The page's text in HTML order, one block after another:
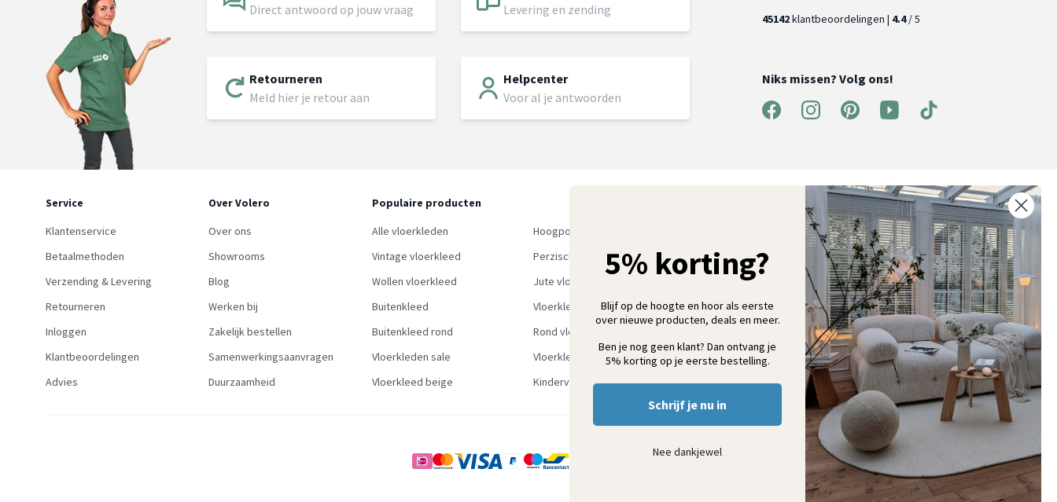
Direct antwoord op jouw vraag
Levering en zending
Retourneren
Meld hier je retour aan
Helpcenter
Voor al je antwoorden
45142klantbeoordelingen | 4.4/ 5
Niks missen? Volg ons!
Service
Klantenservice
Betaalmethoden
Verzending & Levering
Retourneren
Inloggen
Klantbeoordelingen
Advies
Over Volero
Over ons
Showrooms
Blog
Werken bij
Zakelijk bestellen
Samenwerkingsaanvragen
Duurzaamheid
Populaire producten
Alle vloerkleden
Hoogpolig vloerkleed
Vintage vloerkleed
Perzisch tapijt
Wollen vloerkleed
Jute vloerkleed
Buitenkleed
Vloerkleed groen
Buitenkleed rond
Rond vloerkleed
Vloerkleden sale
Vloerkleden outlet
Vloerkleed beige
Kindervloerkleden
Ontvang 5% korting op je eerste bestelling
Schrijf je in voor onze nieuwsbrief en ontvang als eerste nieuwe
wooninspiratie, collecties en aanbiedingen
Aanmelden
5% korting?
Blijf op de hoogte en hoor als eerste
over nieuwe producten, deals en meer.
Ben je nog geen klant? Dan ontvang je
5% korting op je eerste bestelling.
Schrijf je nu in
Nee dankjewel